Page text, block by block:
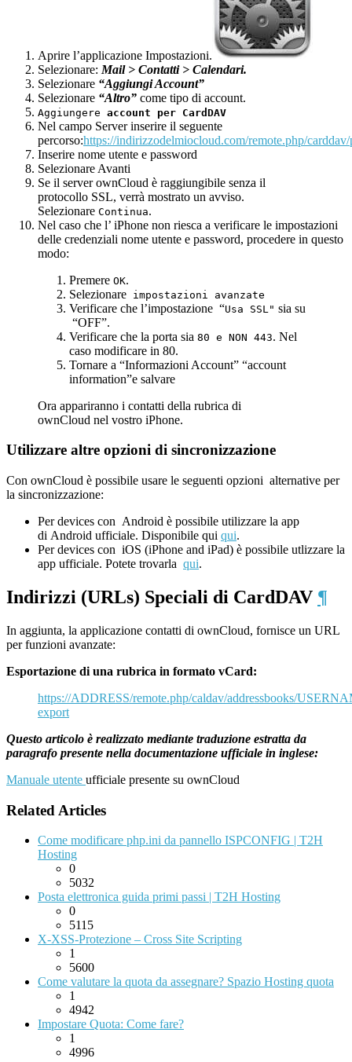
Aprire l’applicazione Impostazioni.
Selezionare: Mail > Contatti> Calendari.
Selezionare “Aggiungi Account”
Selezionare “Altro” come tipo di account.
Aggiungere account per CardDAV
Nel campo Server inserire il seguente
percorso:https://indirizzodelmiocloud.com/remote.php/
Inserire nome utente e password
Selezionare Avanti
Se il server ownCloud è raggiungibile senza il
protocollo SSL, verrà mostrato un avviso.
Selezionare Continua.
Nel caso che l’ iPhone non riesca a verificare le impostazioni
delle credenziali nome utente e password, procedere in questo
modo:
Premere OK.
Selezionare impostazioni avanzate
Verificare che l’impostazione “Usa SSL" sia su
“OFF”.
Verificare che la porta sia 80 e NON 443. Nel
caso modificare in 80.
Tornare a “Informazioni Account” “account
information”e salvare
Ora appariranno i contatti della rubrica di
ownCloud nel vostro iPhone.
Utilizzare altre opzioni di sincronizzazione
Con ownCloud è possibile usare le seguenti opzioni alternative per
la sincronizzazione:
Per devices con Android è possibile utilizzare la app
di Android ufficiale. Disponibile qui qui.
Per devices con iOS (iPhone and iPad) è possibile utlizzare la
app ufficiale. Potete trovarla qui.
Indirizzi (URLs) Speciali di CardDAV ¶
In aggiunta, la applicazione contatti di ownCloud, fornisce un URL
per funzioni avanzate:
Esportazione di una rubrica in formato vCard:
https://ADDRESS/remote.php/caldav/addressbooks/
export
Questo articolo è realizzato mediante traduzione estratta da
paragrafo presente nella documentazione ufficiale in inglese:
Manuale utente ufficiale presente su ownCloud
Related Articles
Come modificare php.ini da pannello ISPCONFIG | T2H
Hosting
0
5032
Posta elettronica guida primi passi | T2H Hosting
0
5115
X-XSS-Protezione – Cross Site Scripting
1
5600
Come valutare la quota da assegnare? Spazio Hosting quota
1
4942
Impostare Quota: Come fare?
1
4996